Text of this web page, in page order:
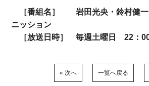
［番組名］ 岩田光央・鈴村健一
ニッション
［放送日時］ 毎週土曜日 22：00
« 次へ 一覧へ戻る